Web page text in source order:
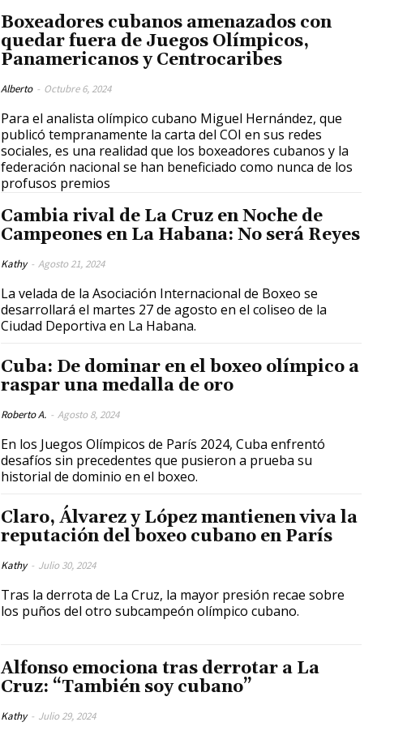
Boxeadores cubanos amenazados con
quedar fuera de Juegos Olímpicos,
Panamericanos y Centrocaribes
Alberto - Octubre 6, 2024
Para el analista olímpico cubano Miguel Hernández, que
publicó tempranamente la carta del COI en sus redes
sociales, es una realidad que los boxeadores cubanos y la
federación nacional se han beneficiado como nunca de los
profusos premios
Cambia rival de La Cruz en Noche de
Campeones en La Habana: No será Reyes
Kathy - Agosto 21, 2024
La velada de la Asociación Internacional de Boxeo se
desarrollará el martes 27 de agosto en el coliseo de la
Ciudad Deportiva en La Habana.
Cuba: De dominar en el boxeo olímpico a
raspar una medalla de oro
Roberto A. - Agosto 8, 2024
En los Juegos Olímpicos de París 2024, Cuba enfrentó
desafíos sin precedentes que pusieron a prueba su
historial de dominio en el boxeo.
Claro, Álvarez y López mantienen viva la
reputación del boxeo cubano en París
Kathy - Julio 30, 2024
Tras la derrota de La Cruz, la mayor presión recae sobre
los puños del otro subcampeón olímpico cubano.
Alfonso emociona tras derrotar a La
Cruz: “También soy cubano”
Kathy - Julio 29, 2024